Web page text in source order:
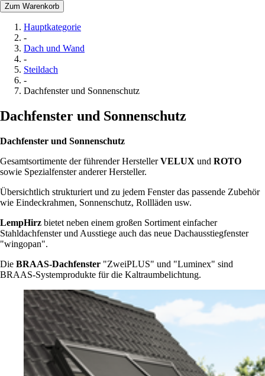
Zum Warenkorb
Hauptkategorie
-
Dach und Wand
-
Steildach
-
Dachfenster und Sonnenschutz
Dachfenster und Sonnenschutz
Dachfenster und Sonnenschutz
Gesamtsortimente der führender HerstellerVELUX und ROTO
sowie Spezialfenster anderer Hersteller.
Übersichtlich strukturiert und zu jedem Fenster das passende Zubehör
wie Eindeckrahmen, Sonnenschutz, Rollläden usw.
LempHirz bietet neben einem großen Sortiment einfacher
Stahldachfenster und Ausstiege auch das neue Dachausstiegfenster
"wingopan".
Die BRAAS-Dachfenster "ZweiPLUS" und "Luminex" sind
BRAAS-Systemprodukte für die Kaltraumbelichtung.